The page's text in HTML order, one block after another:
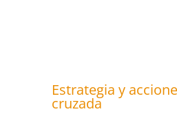
Estrategia y
cruzada